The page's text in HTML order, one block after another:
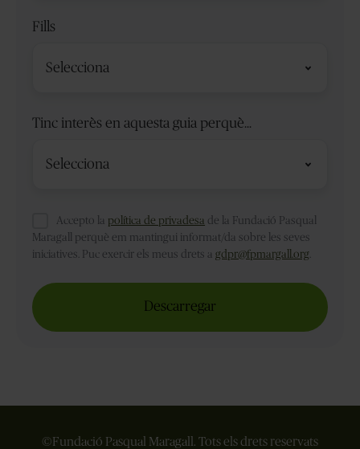
Fills
Tinc interès en aquesta guia perquè...
Accepto la política de privadesa de la Fundació Pasqual
Maragall perquè em mantingui informat/da sobre les seves
iniciatives. Puc exercir els meus drets a gdpr@fpmargall.org.
©Fundació Pasqual Maragall. Tots els drets reservats